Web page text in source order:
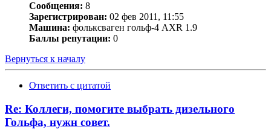
Сообщения: 8
Зарегистрирован: 02 фев 2011, 11:55
Машина: фольксваген гольф-4 AXR 1.9
Баллы репутации: 0
Вернуться к началу
Ответить с цитатой
Re: Коллеги, помогите выбрать дизельного
Гольфа, нужн совет.